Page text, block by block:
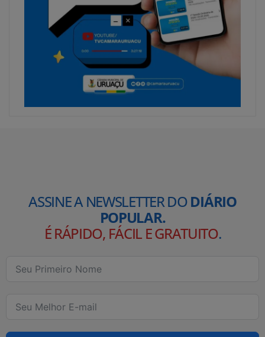
ASSINE A NEWSLETTER DODIÁRIO
POPULAR.
É RÁPIDO, FÁCIL E GRATUITO.